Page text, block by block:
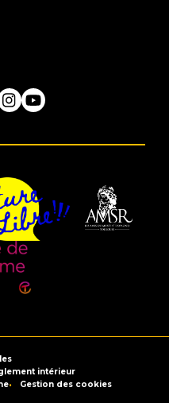
Instagram
Youtube
intérieur
Gestion des cookies